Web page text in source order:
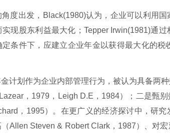
度出发， Black(1980)认为，企业可以利用
现股东利益最大化；Tepper Irwin(1981)通
条件下，应建立企业年金以获得最大化的税
计划作为企业内部管理行为，被认为具备两
， 1979，Leigh D.E，1984）；二是甄
，1995）。在更广义的经济探讨中，研
Allen Steven & Robert Clark，1987）、对